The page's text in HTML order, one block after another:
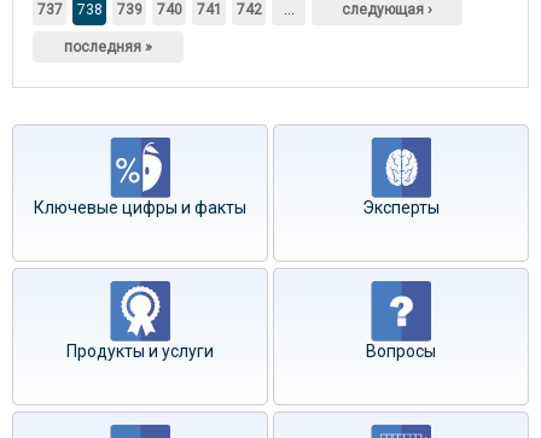
737 738 739 740 741 742 … следующая ›
последняя »
Ключевые цифры и факты Эксперты
Продукты и услуги Вопросы